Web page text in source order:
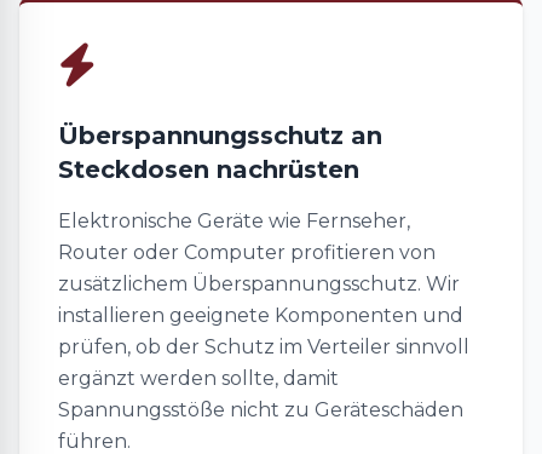
Überspannungsschutz an
Steckdosen nachrüsten
Elektronische Geräte wie Fernseher,
Router oder Computer profitieren von
zusätzlichem Überspannungsschutz. Wir
installieren geeignete Komponenten und
prüfen, ob der Schutz im Verteiler sinnvoll
ergänzt werden sollte, damit
Spannungsstöße nicht zu Geräteschäden
führen.